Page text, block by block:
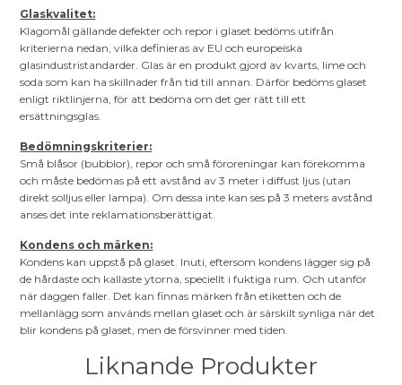
Glaskvalitet:
Klagomål gällande defekter och repor i glaset bedöms utifrån
kriterierna nedan, vilka definieras av EU och europeiska
glasindustristandarder. Glas är en produkt gjord av kvarts, lime och
soda som kan ha skillnader från tid till annan. Därför bedöms glaset
enligt riktlinjerna, för att bedöma om det ger rätt till ett
ersättningsglas.
Bedömningskriterier:
Små blåsor (bubblor), repor och små föroreningar kan förekomma
och måste bedömas på ett avstånd av 3 meter i diffust ljus (utan
direkt solljus eller lampa). Om dessa inte kan ses på 3 meters avstånd
anses det inte reklamationsberättigat.
Kondens och märken:
Kondens kan uppstå på glaset. Inuti, eftersom kondens lägger sig på
de hårdaste och kallaste ytorna, speciellt i fuktiga rum. Och utanför
när daggen faller. Det kan finnas märken från etiketten och de
mellanlägg som används mellan glaset och är särskilt synliga när det
blir kondens på glaset, men de försvinner med tiden.
Liknande Produkter